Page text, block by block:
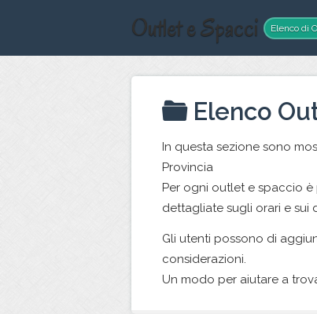
Outlet e Spacci Elenco di
Elenco
In questa sezione sono
Provincia
Per ogni outlet e spaccio
dettagliate sugli orari e sui
Gli utenti possono di
considerazioni.
Un modo per aiutare a